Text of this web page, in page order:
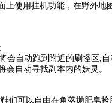
上使用挂机功能，在野外
自动跑到附近的刷怪区,自
自动寻找副本内的妖灵。
们可以自由在角落抛肥皂捡